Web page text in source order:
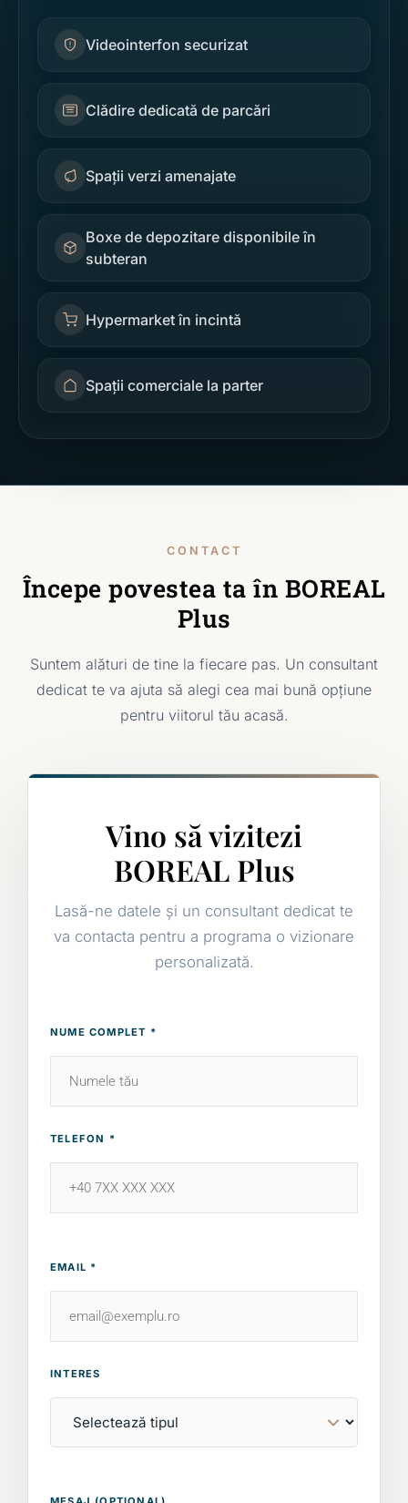
Videointerfon securizat
Clădire dedicată de parcări
Spații verzi amenajate
Boxe de depozitare disponibile în
subteran
Hypermarket în incintă
Spații comerciale la parter
CONTACT
Începe povestea ta în BOREAL
Plus
Suntem alături de tine la fiecare pas. Un consultant
dedicat te va ajuta să alegi cea mai bună opțiune
pentru viitorul tău acasă.
Vino să vizitezi
BOREAL Plus
Lasă-ne datele și un consultant dedicat te
va contacta pentru a programa o vizionare
personalizată.
NUME COMPLET *
TELEFON *
EMAIL *
INTERES